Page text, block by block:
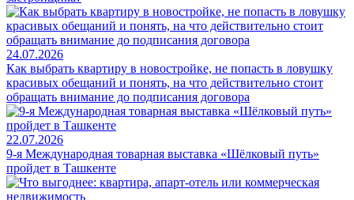
24.07.2026
Как выбрать квартиру в новостройке, не попасть в ловушку
красивых обещаний и понять, на что действительно стоит
обращать внимание до подписания договора
22.07.2026
9-я Международная товарная выставка «Шёлковый путь»
пройдет в Ташкенте